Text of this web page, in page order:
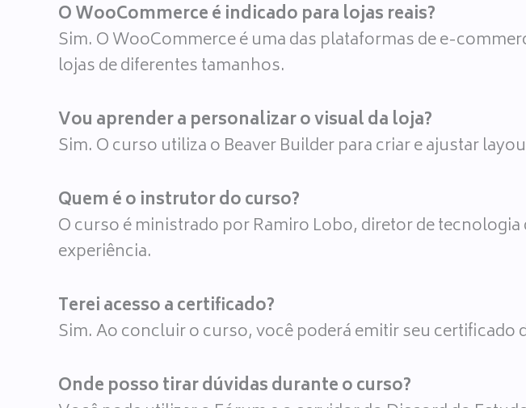
O WooCommerce é indicado para lojas reais?
Sim. O WooCommerce é uma das plataformas de e-
lojas de diferentes tamanhos.
Vou aprender a personalizar o visual da loja?
Sim. O curso utiliza o Beaver Builder para criar e ajustar
Quem é o instrutor do curso?
O curso é ministrado por Ramiro Lobo, diretor de
experiência.
Terei acesso a certificado?
Sim. Ao concluir o curso, você poderá emitir seu certificado
Onde posso tirar dúvidas durante o curso?